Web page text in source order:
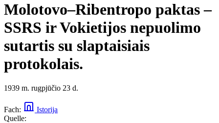
Molotovo–Ribentropo paktas –
SSRS ir Vokietijos nepuolimo
sutartis su slaptaisiais
protokolais.
1939 m. rugpjūčio 23 d.
Fach:
Istorija
Quelle: